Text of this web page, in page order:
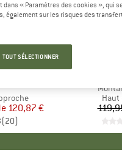
+2
réduit
120,87 €
(20)
Article
Haut
« Paramètres des cookies », qui
également sur les risques des
TOUT SÉLECTIONNER